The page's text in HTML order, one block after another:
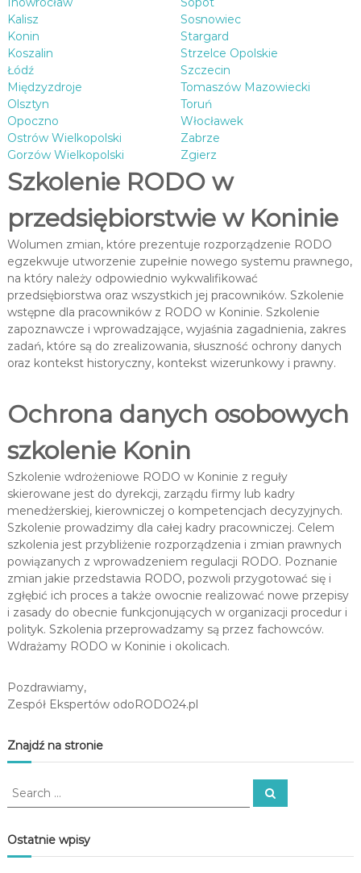
Kalisz
Konin
Koszalin
Łódź
Międzyzdroje
Olsztyn
Opoczno
Ostrów Wielkopolski
Gorzów Wielkopolski
Sosnowiec
Stargard
Strzelce Opolskie
Szczecin
Tomaszów Mazowiecki
Toruń
Włocławek
Zabrze
Zgierz
Szkolenie RODO w
przedsiębiorstwie w Koninie
Wolumen zmian, które prezentuje rozporządzenie RODO
egzekwuje utworzenie zupełnie nowego systemu prawnego,
na który należy odpowiednio wykwalifikować
przedsiębiorstwa oraz wszystkich jej pracowników. Szkolenie
wstępne dla pracowników z RODO w Koninie. Szkolenie
zapoznawcze i wprowadzające, wyjaśnia zagadnienia, zakres
zadań, które są do zrealizowania, słuszność ochrony danych
oraz kontekst historyczny, kontekst wizerunkowy i prawny.
Ochrona danych osobowych
szkolenie Konin
Szkolenie wdrożeniowe RODO w Koninie z reguły
skierowane jest do dyrekcji, zarządu firmy lub kadry
menedżerskiej, kierowniczej o kompetencjach decyzyjnych.
Szkolenie prowadzimy dla całej kadry pracowniczej. Celem
szkolenia jest przybliżenie rozporządzenia i zmian prawnych
powiązanych z wprowadzeniem regulacji RODO. Poznanie
zmian jakie przedstawia RODO, pozwoli przygotować się i
zgłębić ich proces a także owocnie realizować nowe przepisy
i zasady do obecnie funkcjonujących w organizacji procedur i
polityk. Szkolenia przeprowadzamy są przez fachowców.
Wdrażamy RODO w Koninie i okolicach.
Pozdrawiamy,
Zespół Ekspertów odoRODO24.pl
Znajdź na stronie
S
r
c
S
e
Ostatnie wpisy